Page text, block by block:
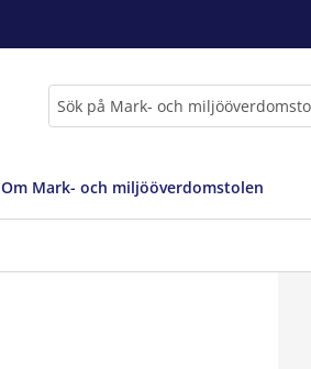
Om Mark- och miljööverdomstolen